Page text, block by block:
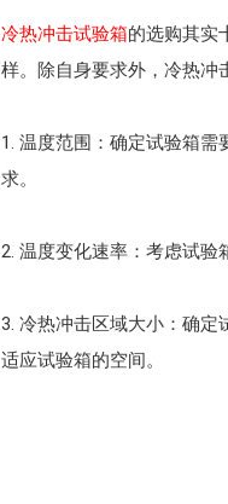
冷热冲击试验箱的选购其实
样。除自身要求外，冷热冲
1. 温度范围：确定试验箱
求。
2. 温度变化速率：考虑试
3. 冷热冲击区域大小：确
适应试验箱的空间。